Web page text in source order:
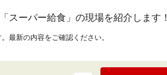
スーパー給食」の現場を紹介します
最新の内容をご確認ください。